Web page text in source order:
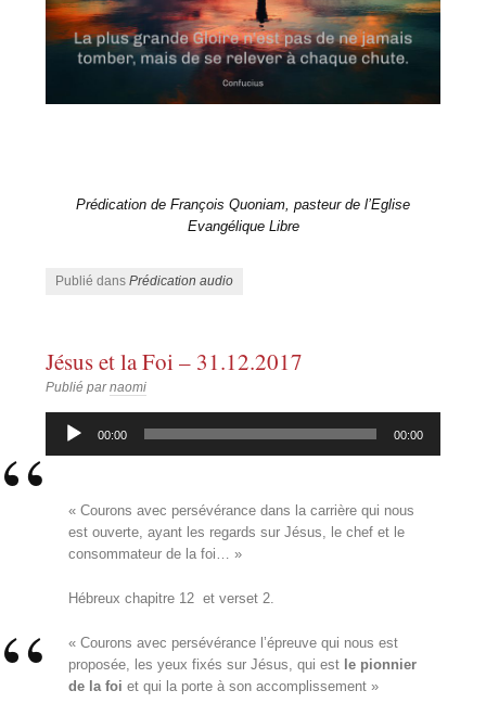
Prédication de François Quoniam, pasteur de l’Eglise
Evangélique Libre
Publié dansPrédication audio
Jésus et la Foi – 31.12.2017
Publié parnaomi
Lecteur
audio
00:00 00:00
« Courons avec persévérance dans la carrière qui nous
est ouverte, ayant les regards sur Jésus, le chef et le
consommateur de la foi… »
Hébreux chapitre 12 et verset 2.
« Courons avec persévérance l’épreuve qui nous est
proposée, les yeux fixés sur Jésus, qui est le pionnier
de la foiet qui la porte à son accomplissement »